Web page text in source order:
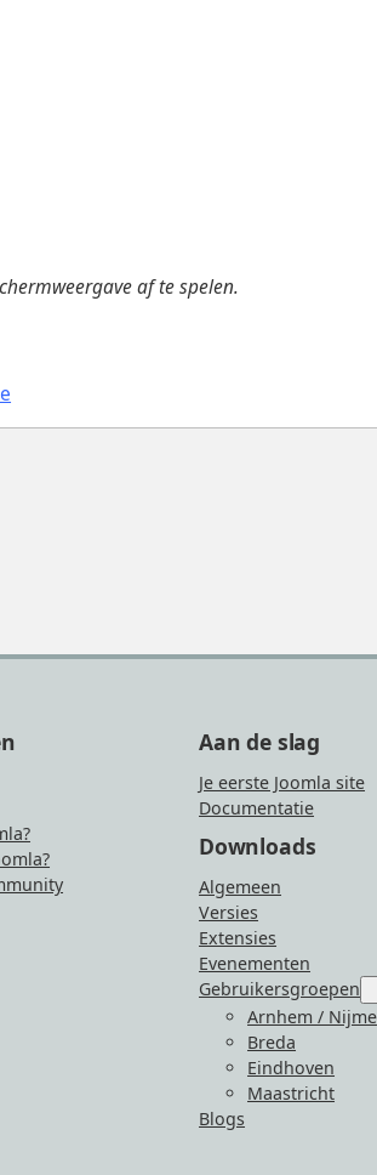
af te spelen.
Aan de slag
Je eerste Joomla site
Documentatie
Downloads
Algemeen
Versies
Extensies
Evenementen
Gebruikersgroepen
Arnhem /
Breda
Eindhoven
Maastricht
Blogs